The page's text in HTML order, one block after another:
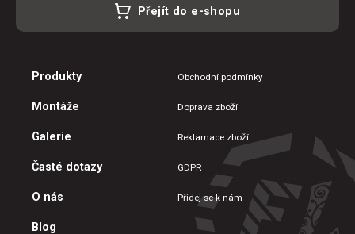
Přejít do e-shopu
Produkty
Montáže
Galerie
Časté dotazy
O nás
Blog
Obchodní podmínky
Doprava zboží
Reklamace zboží
GDPR
Přidej se k nám